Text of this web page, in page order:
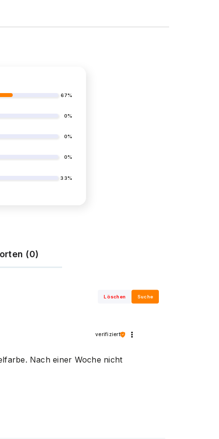
67%
0%
0%
0%
33%
(0)
Löschen Suche
verifiziert
Nach einer Woche nicht